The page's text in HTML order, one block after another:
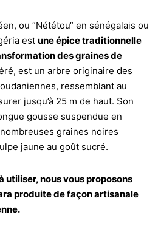
ou “Nététou“ en sénégalais ou
est une épice traditionnelle
des graines de
est un arbre originaire des
ressemblant au
jusqu’à 25 m de haut. Son
gousse suspendue en
graines noires
jaune au goût sucré.
utiliser, nous vous proposons
produite de façon artisanale